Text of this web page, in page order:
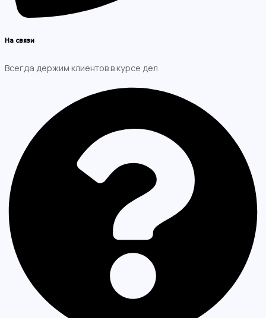
На связи
Всегда держим клиентов в курсе дел